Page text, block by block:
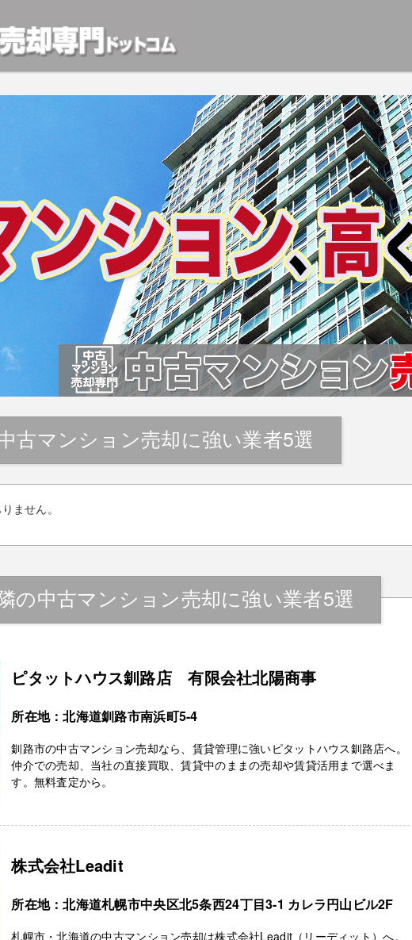
不動産や開発等の「業者」が物件を買います。一般的に「売却」は時間はかかるが相場に
ご検討中の方はお気軽にご相談ください。マンション、アパート、相続不動産など不動
古マンション売却に強い業者5選
ません。
の中古マンション売却に強い業者5選
ピタットハウス釧路店 有限会社北陽商事
所在地：北海道釧路市南浜町5-4
釧路市の中古マンション売却なら、賃貸管理に強いピタットハウス釧路店へ。
仲介での売却、当社の直接買取、賃貸中のままの売却や賃貸活用まで選べま
す。無料査定から。
株式会社Leadit
所在地：北海道札幌市中央区北5条西24丁目3-1 カレラ円山ビル2F
札幌市・北海道の中古マンション売却は株式会社Leadit（リーディット）へ。